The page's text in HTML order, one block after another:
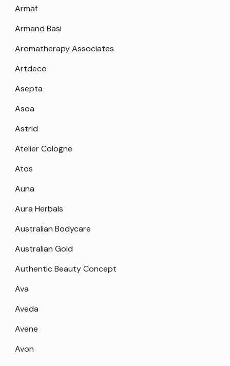
Armaf
Armand Basi
Aromatherapy Associates
Artdeco
Asepta
Asoa
Astrid
Atelier Cologne
Atos
Auna
Aura Herbals
Australian Bodycare
Australian Gold
Authentic Beauty Concept
Ava
Aveda
Avene
Avon